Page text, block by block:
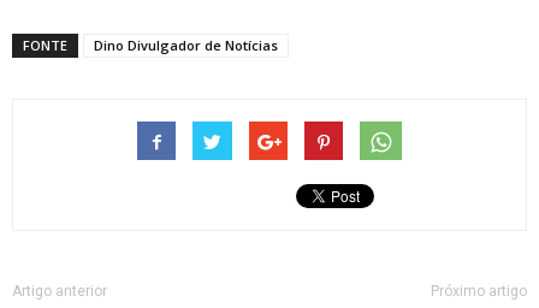
FONTE Dino Divulgador de Notícias
Artigo anterior Próximo artigo